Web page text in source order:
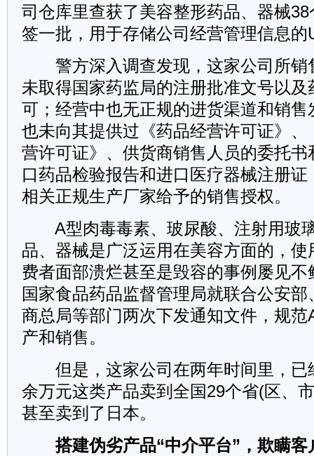
司仓库里查获了美容整形药品、器械
签一批，用于存储公司经营管理信息
警方深入调查发现，这家公司所销
未取得国家药监局的注册批准文号以及
可；经营中也无正规的进货渠道和销
也未向其提供过《药品经营许可证》
营许可证》、供货商销售人员的委托
口药品检验报告和进口医疗器械注册
相关正规生产厂家给予的销售授权。
A型肉毒毒素、玻尿酸、注射用玻
品、器械是广泛运用在美容方面的，
费者面部溃烂甚至是毁容的事例屡见不
国家食品药品监督管理局就联合公安
商总局等部门两次下发通知文件，规范
产和销售。
但是，这家公司在两年时间里，已
余万元这类产品卖到全国29个省(区、
甚至卖到了日本。
搭建伪劣产品“中介平台”，欺瞒客